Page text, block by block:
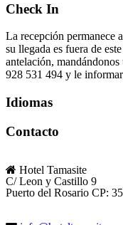
Check In
La recepción permanece
su llegada es fuera de
antelación,
928 531 494 y le
Idiomas
Contacto
Hotel Tamasite
C/ Leon y Castillo 9
Puerto del Rosario CP: